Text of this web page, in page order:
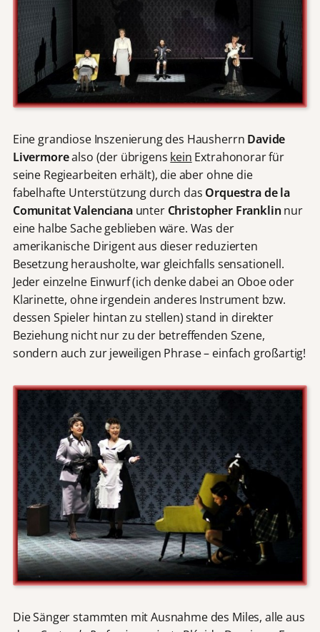
Eine grandiose Inszenierung des Hausherrn Davide
Livermorealso (der übrigens kein Extrahonorar für
seine Regiearbeiten erhält), die aber ohne die
fabelhafte Unterstützung durch das Orquestra de la
Comunitat Valenciana unter Christopher Franklinnur
eine halbe Sache geblieben wäre. Was der
amerikanische Dirigent aus dieser reduzierten
Besetzung herausholte, war gleichfalls sensationell.
Jeder einzelne Einwurf (ich denke dabei an Oboe oder
Klarinette, ohne irgendein anderes Instrument bzw.
dessen Spieler hintan zu stellen) stand in direkter
Beziehung nicht nur zu der betreffenden Szene,
sondern auch zur jeweiligen Phrase – einfach großartig!
Die Sänger stammten mit Ausnahme des Miles, alle aus